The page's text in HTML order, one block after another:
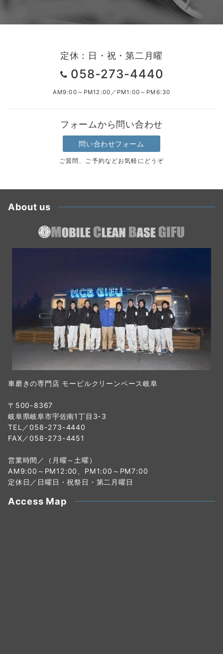
定休：日・祝・第二月曜
058-273-4440
AM9:00～PM12:00／PM1:00～PM6:30
フォームから問い合わせ
問い合わせフォーム
ご質問、ご予約などお気軽にどうぞ
About us
車磨きの専門店 モービルクリーンベース岐阜
〒500-8367
岐阜県岐阜市宇佐南1丁目3-3
TEL／058-273-4440
FAX／058-273-4451
営業時間／（月曜～土曜）
AM9:00～PM12:00、PM1:00～PM7:00
定休日／日曜日・祝祭日・第二月曜日
Access Map